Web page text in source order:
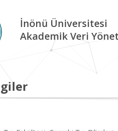
İnönü Üniversitesi
Akademik Veri